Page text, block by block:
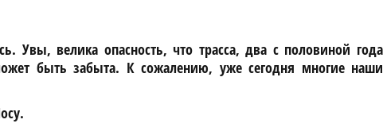
Увы, велика опасность, что трасса, два с половиной года
быть забыта. К сожалению, уже сегодня многие наши